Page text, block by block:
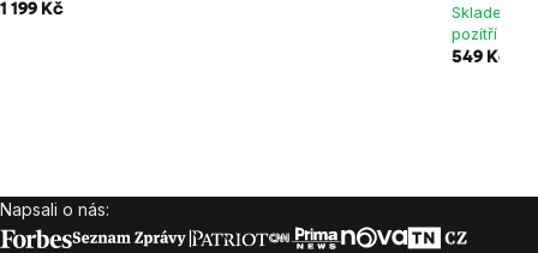
1 199 Kč
Skladem >
pozítří 11.8.
549 Kč
Zápatí
Napsali o nás: